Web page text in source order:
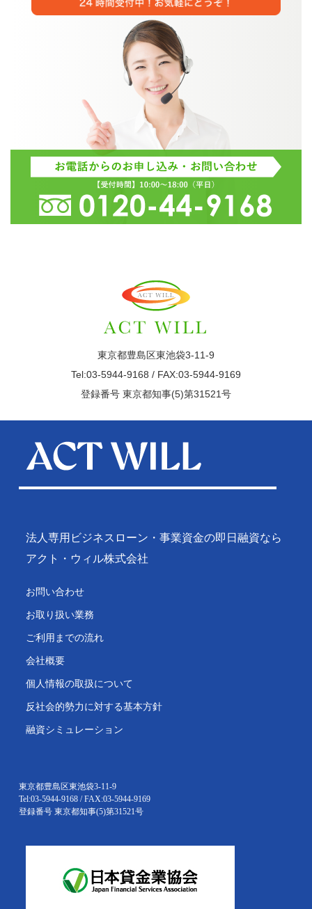
東京都豊島区東池袋3-11-9
Tel:03-5944-9168 / FAX:03-5944-9169
登録番号 東京都知事(5)第31521号
法人専用ビジネスローン・事業資金の即日融資なら
アクト・ウィル株式会社
お問い合わせ
お取り扱い業務
ご利用までの流れ
会社概要
個人情報の取扱について
反社会的勢力に対する基本方針
融資シミュレーション
東京都豊島区東池袋3-11-9
Tel:03-5944-9168 / FAX:03-5944-9169
登録番号 東京都知事(5)第31521号